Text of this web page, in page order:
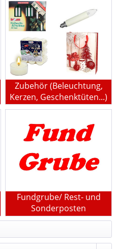
Zubehör (Beleuchtung,
Kerzen, Geschenktüten...)
Fundgrube/ Rest- und
Sonderposten